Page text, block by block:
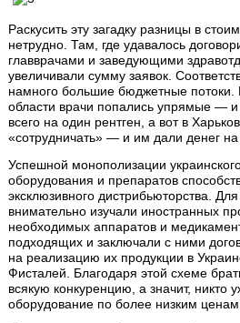
Раскусить эту загадку разницы в
нетрудно. Там, где удавалось
главврачами и заведующими
увеличивали сумму заявок.
намного большие бюджетные потоки.
области врачи попались упрямые —
всего на один рентген, а вот в
«сотрудничать» — и им дали денег на
Успешной монополизации
оборудования и препаратов
эксклюзивного дистрибьюторства.
внимательно изучали иностранных
необходимых аппаратов и
подходящих и заключали с ними
на реализацию их продукции в
Фисталей. Благодаря этой схеме
всякую конкуренцию, а значит, никто
оборудование по более низким